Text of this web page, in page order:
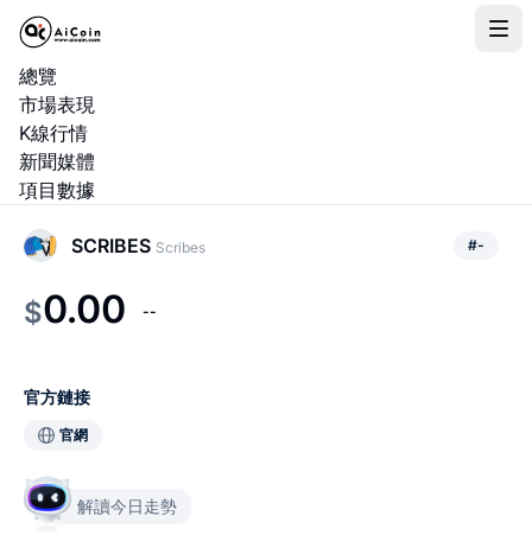
總覽
市場表現
K線行情
新聞媒體
項目數據
SCRIBES Scribes #-
$0.00 --
官方鏈接
官網
解讀今日走勢